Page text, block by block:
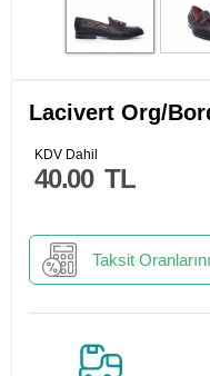
Lacivert Org/
40.00 TL
KDV Dahil
Taksit